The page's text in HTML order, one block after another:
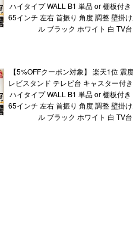
ハイタイプ WALL B1 単品 or 棚板付
65インチ 左右 首振り 角度 調整 壁掛
ル ブラック ホワイト 白 TV
【5%OFFクーポン対象】 楽天1位 震
レビスタンド テレビ台 キャスター付
ハイタイプ WALL B1 単品 or 棚板付
65インチ 左右 首振り 角度 調整 壁掛
ル ブラック ホワイト 白 TV